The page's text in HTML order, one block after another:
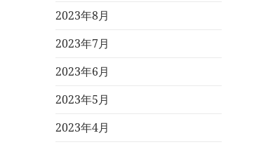
2023年8月
2023年7月
2023年6月
2023年5月
2023年4月